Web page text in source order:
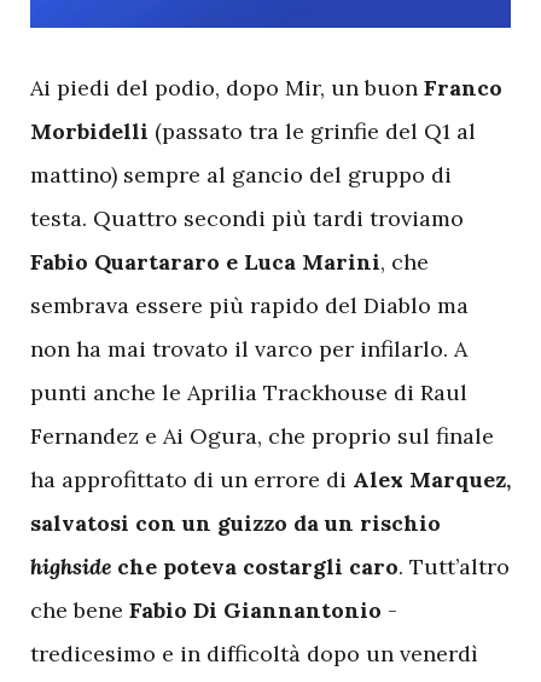
Ai piedi del podio, dopo Mir, un buon Franco
Morbidelli (passato tra le grinfie del Q1 al
mattino) sempre al gancio del gruppo di
testa. Quattro secondi più tardi troviamo
Fabio Quartararo e Luca Marini, che
sembrava essere più rapido del Diablo ma
non ha mai trovato il varco per infilarlo. A
punti anche le Aprilia Trackhouse di Raul
Fernandez e Ai Ogura, che proprio sul finale
ha approfittato di un errore di Alex Marquez,
salvatosi con un guizzo da un rischio
highside che poteva costargli caro. Tutt’altro
che bene Fabio Di Giannantonio -
tredicesimo e in difficoltà dopo un venerdì